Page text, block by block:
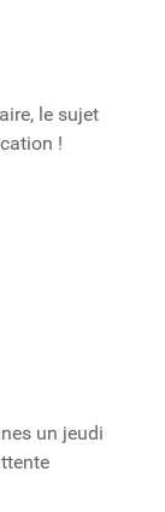
le sujet
!
un jeudi